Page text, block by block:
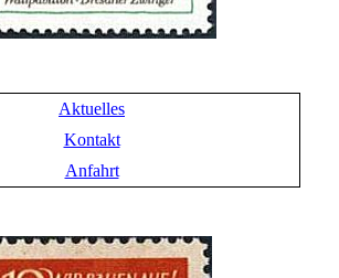
Aktuelles
Kontakt
Anfahrt